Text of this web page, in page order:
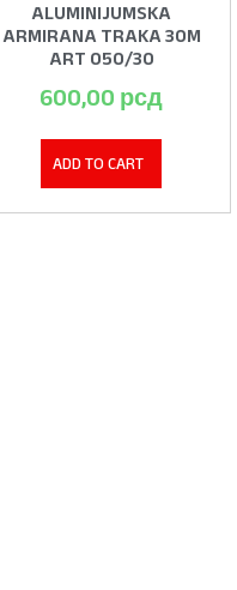
ALUMINIJUMSKA
ARMIRANA TRAKA 30M
ART 050/30
600,00 рсд
ADD TO CART